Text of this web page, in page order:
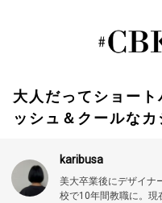
大人だってショー
ッシュ＆クールな
karibusa
美大卒業後にデザイナ
校で10年間教職に。現